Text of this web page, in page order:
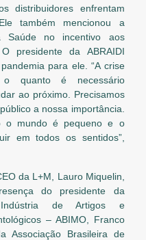
distribuidores enfrentam
também mencionou a
Saúde no incentivo aos
presidente da ABRAIDI
para ele. “A crise
quanto é necessário
ao próximo. Precisamos
a nossa importância.
o mundo é pequeno e o
em todos os sentidos”,
da L+M, Lauro Miquelin,
do presidente da
de Artigos e
– ABIMO, Franco
Associação Brasileira de